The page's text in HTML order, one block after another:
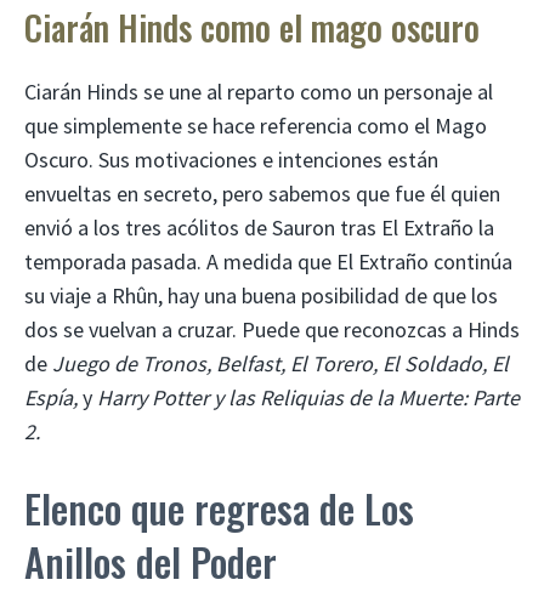
Ciarán Hinds como el mago oscuro
Ciarán Hinds se une al reparto como un personaje al
que simplemente se hace referencia como el Mago
Oscuro. Sus motivaciones e intenciones están
envueltas en secreto, pero sabemos que fue él quien
envió a los tres acólitos de Sauron tras El Extraño la
temporada pasada. A medida que El Extraño continúa
su viaje a Rhûn, hay una buena posibilidad de que los
dos se vuelvan a cruzar. Puede que reconozcas a Hinds
de Juego de Tronos, Belfast, El Torero, El Soldado, El
Espía,y Harry Potter y las Reliquias de la Muerte: Parte
2.
Elenco que regresa de Los
Anillos del Poder